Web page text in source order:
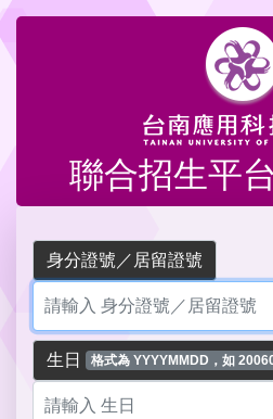
聯合招生平
身分證號／居留證號
生日 格式為 YYYYMMDD，如